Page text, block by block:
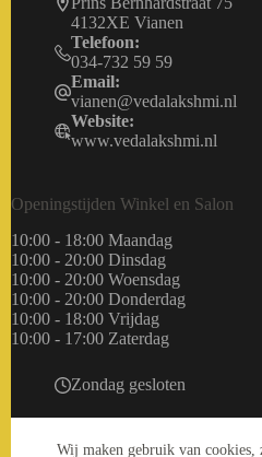
Wij maken gebruik van cookies,
4132XE Vianen
Telefoon:
034-732 59 59
Email:
vianen@vedalakshmi.nl
Website:
www.vedalakshmi.nl
Openingstijden Winkel en Salon
10:00 - 18:00 Maandag
10:00 - 20:00 Dinsdag
10:00 - 20:00 Woensdag
10:00 - 20:00 Donderdag
10:00 - 18:00 Vrijdag
10:00 - 17:00 Zaterdag
Zondag gesloten